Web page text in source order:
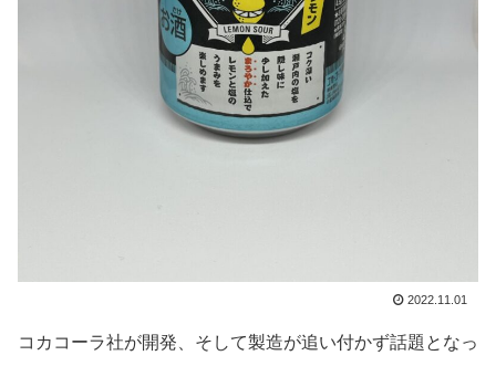
2022.11.01
コカコーラ社が開発、そして製造が追い付かず話題となっ